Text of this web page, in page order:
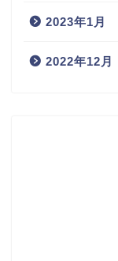
2023年1月
2022年12月